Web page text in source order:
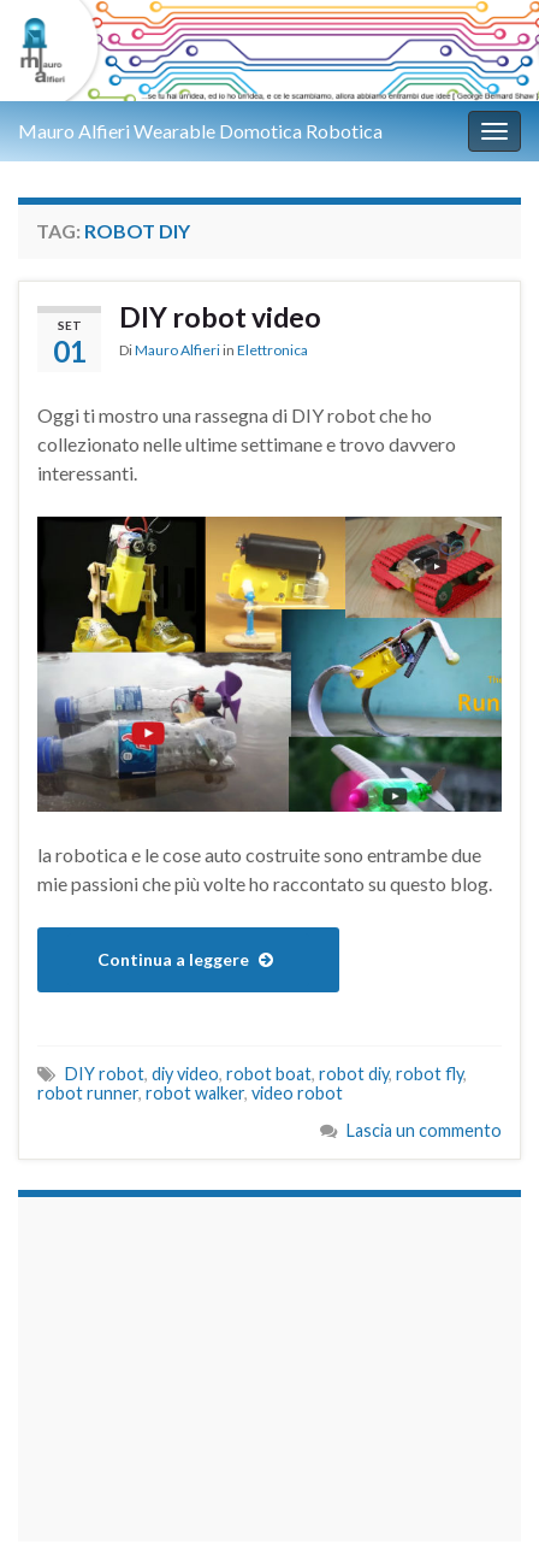
Mauro Alfieri Wearable Domotica Robotica
TAG: ROBOT DIY
SET
01
DIY robot video
DiMauro Alfieri in Elettronica
Oggi ti mostro una rassegna di DIY robot che ho
collezionato nelle ultime settimane e trovo davvero
interessanti.
la robotica e le cose auto costruite sono entrambe due
mie passioni che più volte ho raccontato su questo blog.
Continua a leggere
DIY robot, diy video, robot boat, robot diy, robot fly,
robot runner, robot walker, video robot
Lascia un commento